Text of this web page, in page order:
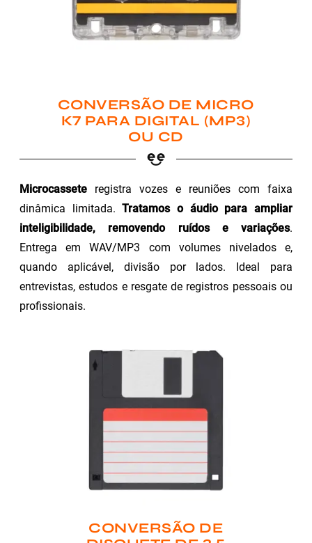
CONVERSÃO DE MICRO
K7 PARA DIGITAL (MP3)
OU CD
Microcassete registra vozes e reuniões com faixa
dinâmica limitada.Tratamos o áudio para ampliar
inteligibilidade, removendo ruídos e variações.
Entrega em WAV/MP3 com volumes nivelados e,
quando aplicável, divisão por lados. Ideal para
entrevistas, estudos e resgate de registros pessoais ou
profissionais.
CONVERSÃO DE